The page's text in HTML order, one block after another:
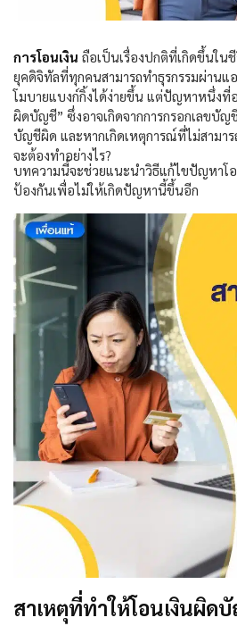
การโอนเงิน ถือเป็นเรื่องปกติที่เกิดขึ้นใน
ยุคดิจิทัลที่ทุกคนสามารถทำธุรกรรมผ่านแ
โมบายแบงก์กิ้งได้ง่ายขึ้น แต่ปัญหาหนึ่งที่
ผิดบัญชี” ซึ่งอาจเกิดจากการกรอกเลขบั
บัญชีผิด และหากเกิดเหตุการณ์ที่ไม่สามา
จะต้องทำอย่างไร?
บทความนี้จะช่วยแนะนำวิธีแก้ไขปัญหาโ
ป้องกันเพื่อไม่ให้เกิดปัญหานี้ขึ้นอีก
สาเหตุที่ทำให้โอนเงินผิด